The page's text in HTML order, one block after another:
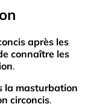
après les
connaître les
.
la masturbation
circoncis.